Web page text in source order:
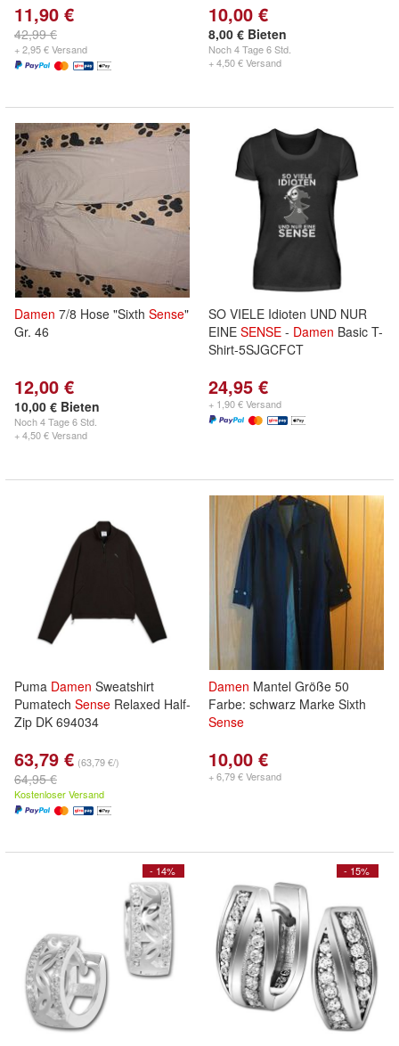
11,90 €
42,99 €
+ 2,95 € Versand
10,00 €
8,00 € Bieten
Noch4 Tage 6 Std.
+ 4,50 € Versand
Damen 7/8 Hose "Sixth Sense"
Gr. 46
12,00 €
10,00 € Bieten
Noch4 Tage 6 Std.
+ 4,50 € Versand
SO VIELE Idioten UND NUR
EINE SENSE - Damen Basic T-
Shirt-5SJGCFCT
24,95 €
+ 1,90 € Versand
Puma Damen Sweatshirt
Pumatech Sense Relaxed Half-
Zip DK 694034
63,79 € (63,79 €/)
64,95 €
Kostenloser Versand
Damen Mantel Größe 50
Farbe: schwarz Marke Sixth
Sense
10,00 €
+ 6,79 € Versand
- 14% - 15%